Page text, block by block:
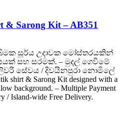
& Sarong Kit – AB351
සූර්ය උදාවක මෝස්තරයකින්
සහ සරමක්. – මුදල් ගෙවීමේ
සේවය / දිවයිනපුරා නොමිලේ
shirt & Sarong Kit designed with a
background. – Multiple Payment
/ Island-wide Free Delivery.